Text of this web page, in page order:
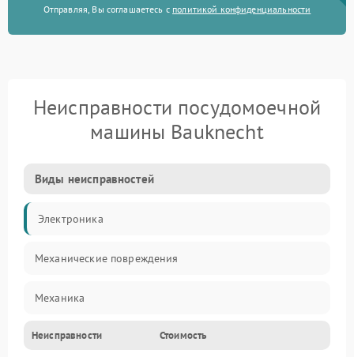
Отправляя, Вы соглашаетесь с политикой конфиденциальности
Неисправности посудомоечной
машины Bauknecht
Виды неисправностей
Электроника
Механические повреждения
Механика
Управление
Неисправности Стоимость